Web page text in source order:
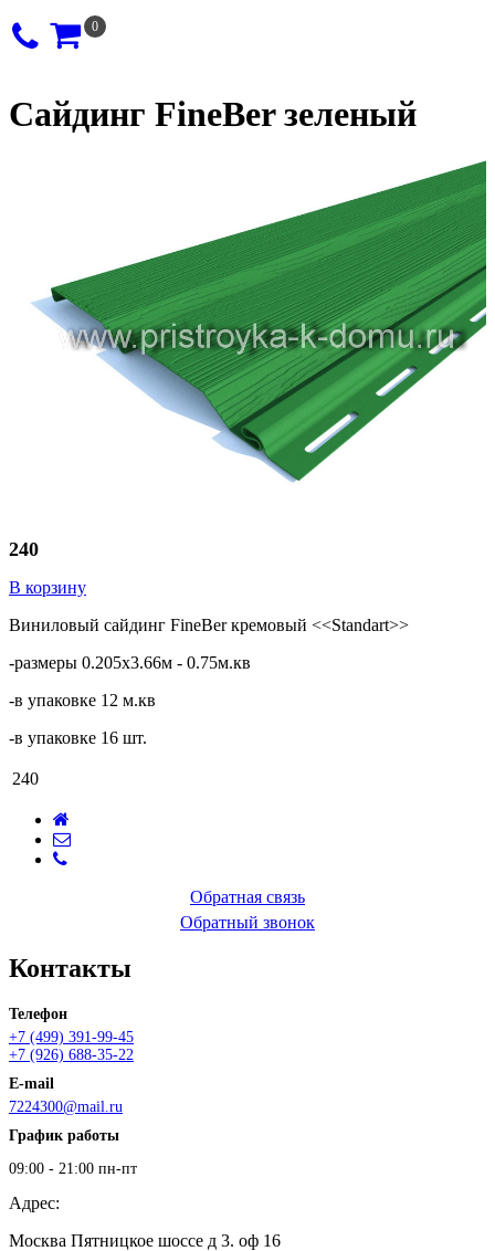
0
Сайдинг FineBer зеленый
240
В корзину
Виниловый сайдинг FineBer кремовый <<Standart>>
-размеры 0.205х3.66м - 0.75м.кв
-в упаковке 12 м.кв
-в упаковке 16 шт.
240
Обратная связь
Обратный звонок
Контакты
Телефон
+7 (499) 391-99-45
+7 (926) 688-35-22
E-mail
7224300@mail.ru
График работы
09:00 - 21:00 пн-пт
Адрес:
Москва Пятницкое шоссе д 3. оф 16